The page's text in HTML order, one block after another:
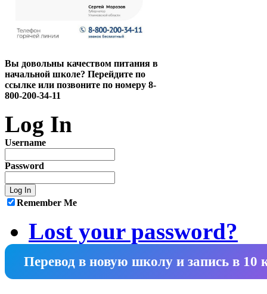
Вы довольны качеством питания в
начальной школе? Перейдите по
ссылке или позвоните по номеру 8-
800-200-34-11
Log In
Username
Password
Remember Me
Lost your password?
Перевод в новую школу и запись в 10